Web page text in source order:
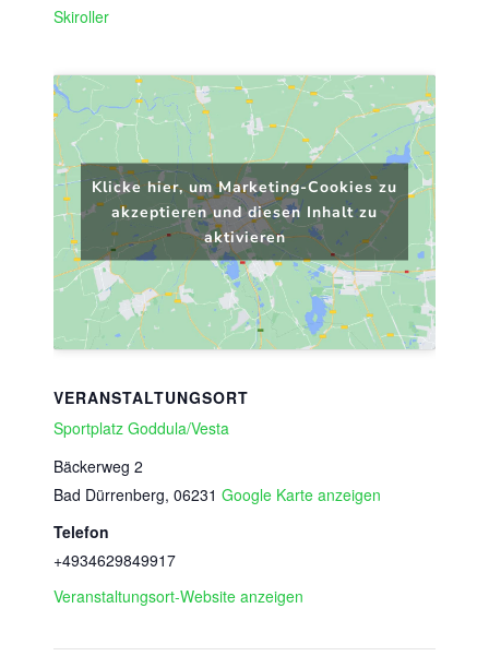
Skiroller
VERANSTALTUNGSORT
Sportplatz Goddula/Vesta
Bäckerweg 2
Bad Dürrenberg, 06231 Google Karte anzeigen
Telefon
+4934629849917
Veranstaltungsort-Website anzeigen
Klicke hier, um Marketing-Cookies zu
akzeptieren und diesen Inhalt zu
aktivieren